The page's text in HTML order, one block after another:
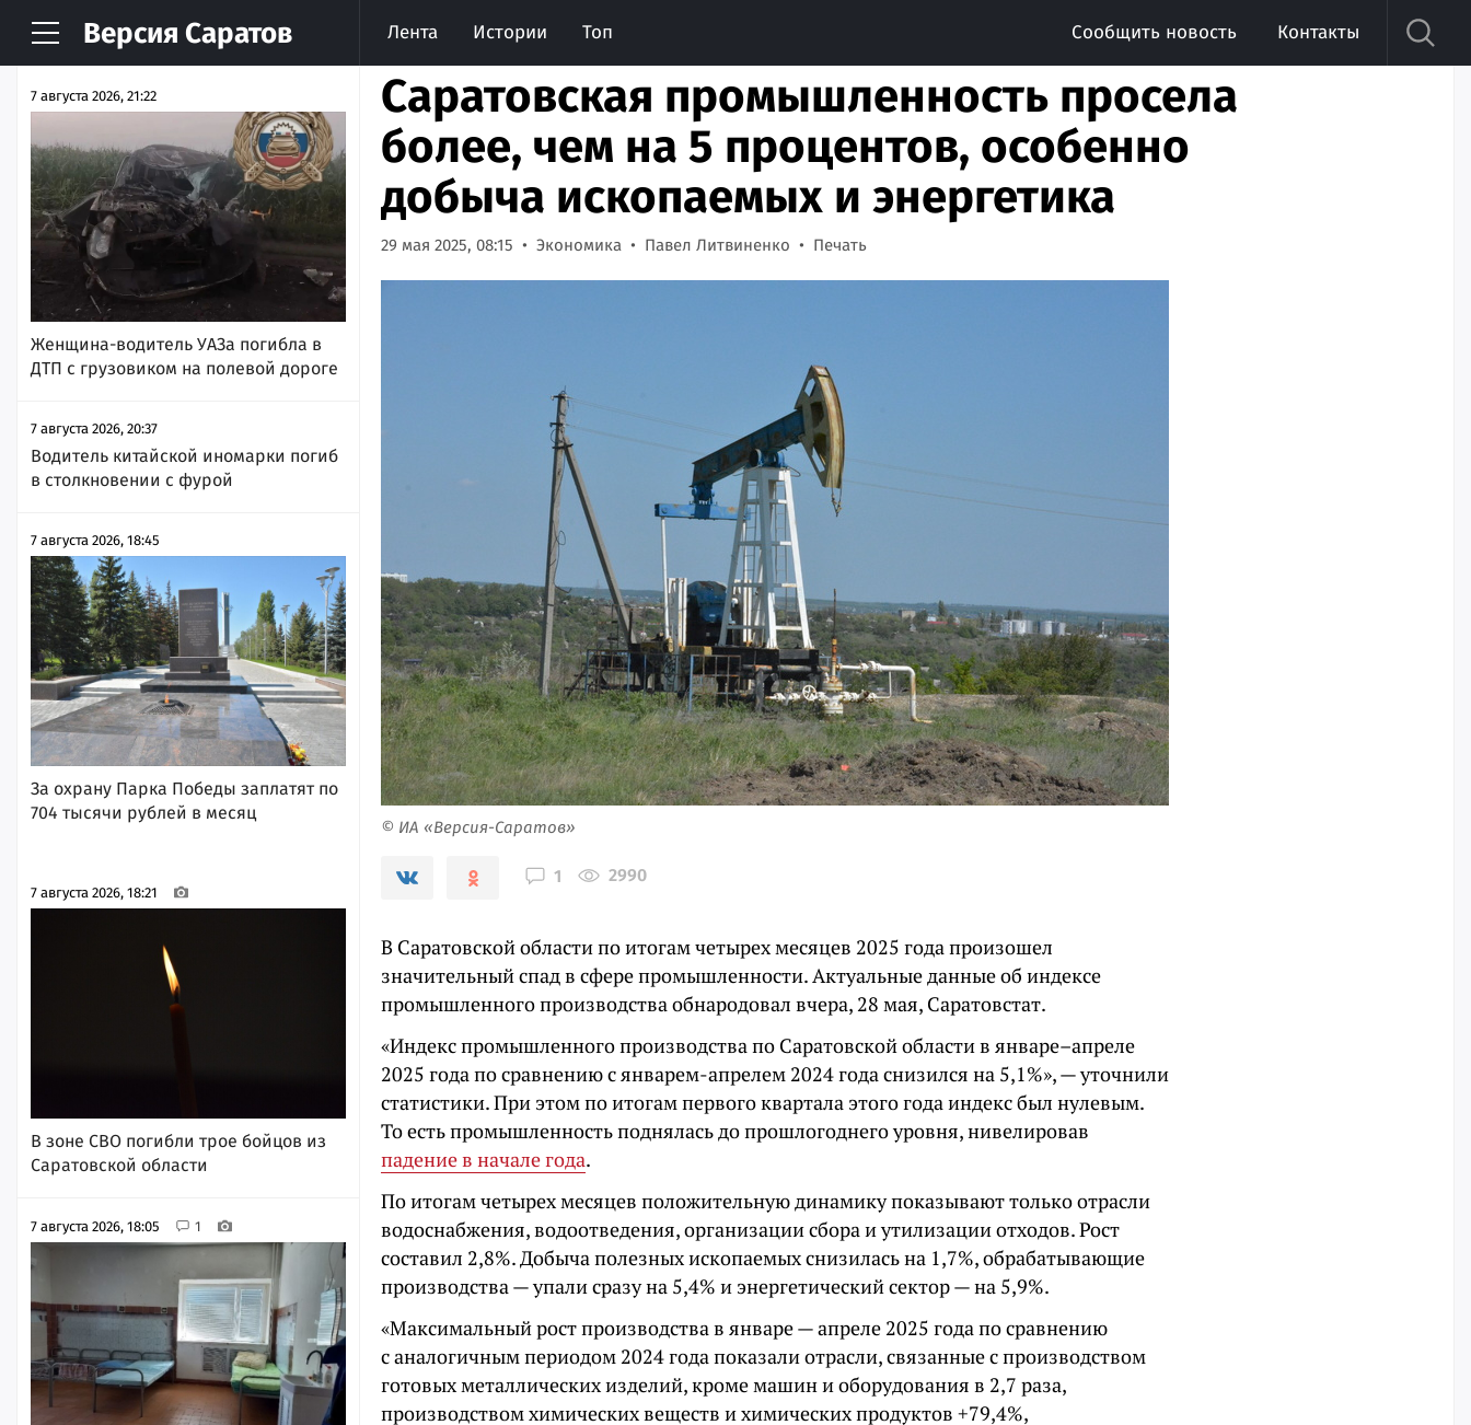
Версия Саратов Лента Истории Топ Сообщить новость Контакты
НОВОСТИ АРХИВ
7 августа 2026, 21:22
Женщина-водитель УАЗа погибла в
ДТП с грузовиком на полевой дороге
7 августа 2026, 20:37
Водитель китайской иномарки погиб
в столкновении с фурой
7 августа 2026, 18:45
За охрану Парка Победы заплатят по
704 тысячи рублей в месяц
7 августа 2026, 18:21
В зоне СВО погибли трое бойцов из
Саратовской области
7 августа 2026, 18:05 1
Саратовская промышленность просела
более, чем на 5 процентов, особенно
добыча ископаемых и энергетика
29 мая 2025, 08:15 Экономика Павел Литвиненко Печать
© ИА «Версия-Саратов»
1 2990
В Саратовской области по итогам четырех месяцев 2025 года произошел
значительный спад в сфере промышленности. Актуальные данные об индексе
промышленного производства обнародовал вчера, 28 мая, Саратовстат.
«Индекс промышленного производства по Саратовской области в январе–апреле
2025 года по сравнению с январем-апрелем 2024 года снизился на 5,1%», — уточнили
статистики. При этом по итогам первого квартала этого года индекс был нулевым.
То есть промышленность поднялась до прошлогоднего уровня, нивелировав
падение в начале года.
По итогам четырех месяцев положительную динамику показывают только отрасли
водоснабжения, водоотведения, организации сбора и утилизации отходов. Рост
составил 2,8%. Добыча полезных ископаемых снизилась на 1,7%, обрабатывающие
производства — упали сразу на 5,4% и энергетический сектор — на 5,9%.
«Максимальный рост производства в январе — апреле 2025 года по сравнению
с аналогичным периодом 2024 года показали отрасли, связанные с производством
готовых металлических изделий, кроме машин и оборудования в 2,7 раза,
производством химических веществ и химических продуктов +79,4%,